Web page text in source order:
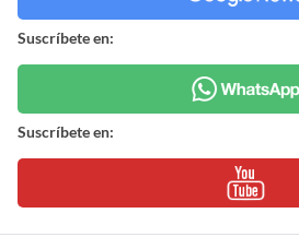
Suscríbete en:
Suscríbete en: